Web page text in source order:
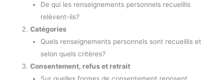
De qui les renseignements personnels recueillis
relèvent-ils?
Catégories
Quels renseignements personnels sont recueillis et
selon quels critères?
Consentement, refus et retrait